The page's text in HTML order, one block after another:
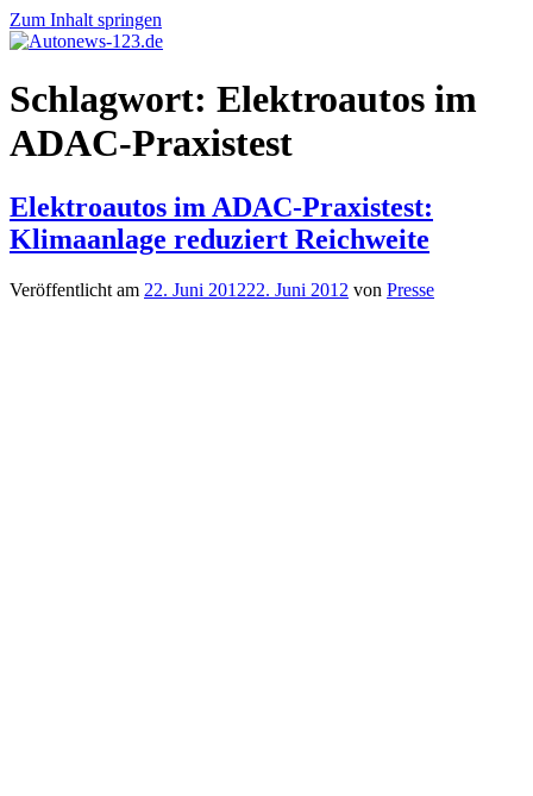
Zum Inhalt springen
Autonews-
123.de
Autonews
mit
Schlagwort: Elektroautos im
ADAC-Praxistest
Elektroautos im ADAC-Praxistest:
Klimaanlage reduziert Reichweite
Veröffentlicht am 22. Juni 201222. Juni 2012 von Presse